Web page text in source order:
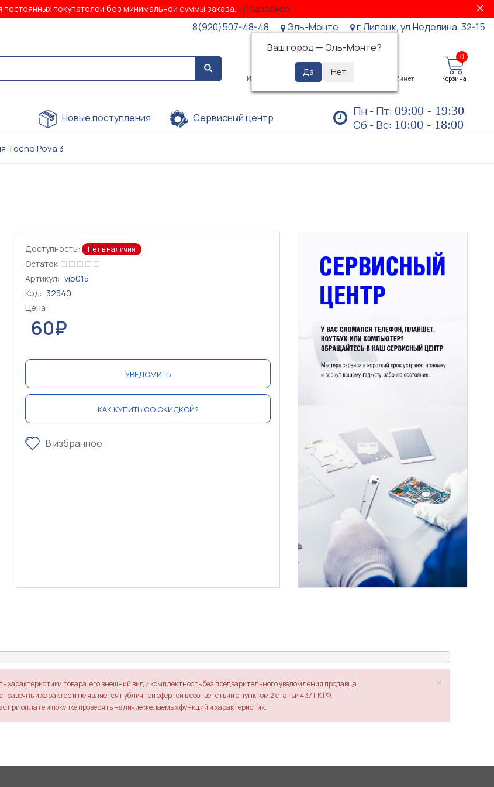
постоянных покупателей без минимальной суммы заказа. Подробнее...
8(920)507-48-48
Эль-Монте
Ваш город — Эль-Монте?
г.Липецк, ул.Неделина, 32-15
Избранное Просмотренные Личный кабинет
0
Корзина
Новые поступления Сервисный центр Пн - Пт: 09:00 - 19:30
Сб - Вс: 10:00 - 18:00
Tecno Pova 3
Доступность: Нет в наличии
Остаток
Артикул: vib015
Код: 32540
Цена:
60₽
УВЕДОМИТЬ
КАК КУПИТЬ СО СКИДКОЙ?
В избранное
×
характеристики товара, его внешний вид и комплектность без предварительного уведомления продавца.
характер и не является публичной офертой в соответствии с пунктом 2 статьи 437 ГК РФ.
при оплате и покупке проверять наличие желаемых функций и характеристик.